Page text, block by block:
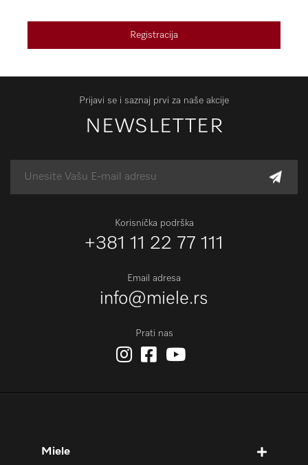
Registracija
Prijavi se i saznaj prvi za naše akcije
NEWSLETTER
Korisnička podrška
+381 11 22 77 111
Email adresa
info@miele.rs
Prati nas
Miele